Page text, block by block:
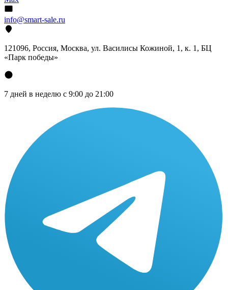
info@smart-sale.ru
121096, Россия, Москва, ул. Василисы Кожиной, 1, к. 1, БЦ
«Парк победы»
7 дней в неделю с 9:00 до 21:00